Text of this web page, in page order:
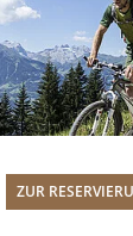
ZUR